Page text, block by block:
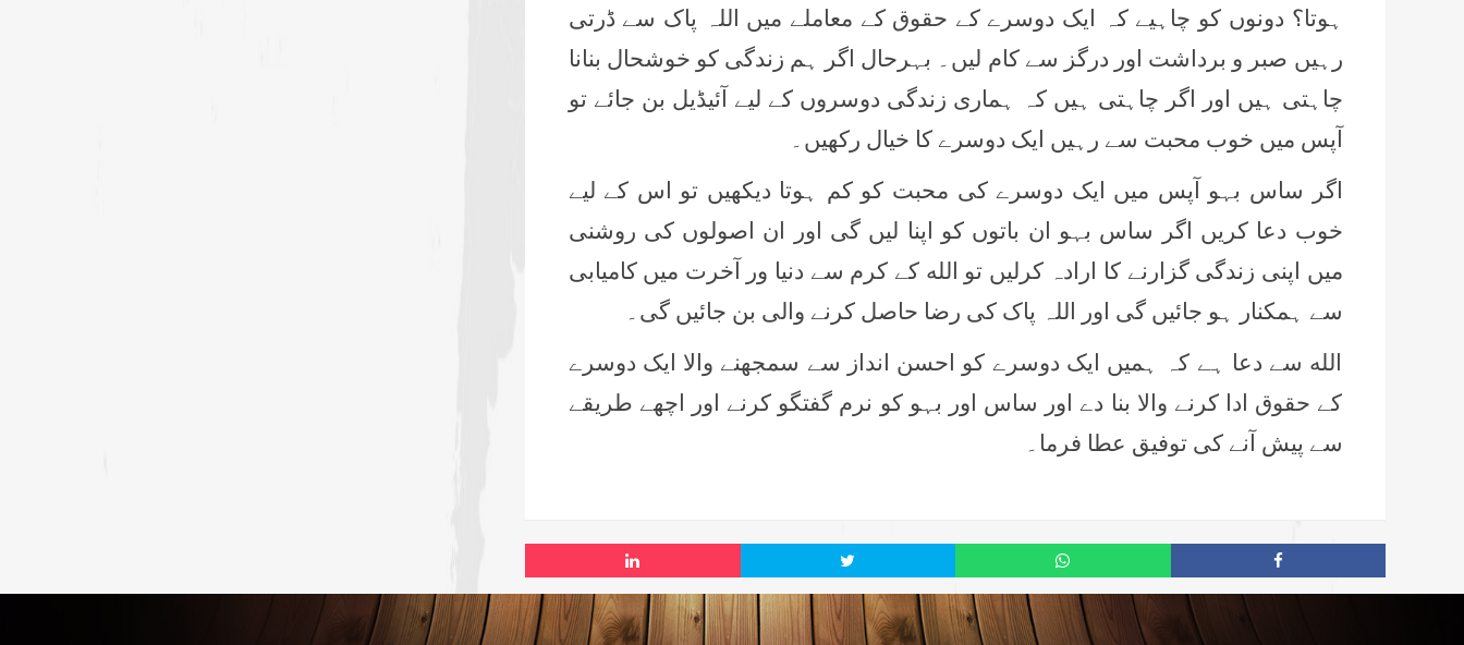
ہوتا؟ دونوں کو چاہیے کہ ایک دوسرے کے حقوق کے معاملے میں اللہ پاک سے ڈرتی
رہیں صبر و برداشت اور درگز سے کام لیں۔ بہرحال اگر ہم زندگی کو خوشحال بنانا
چاہتی ہیں اور اگر چاہتی ہیں کہ ہماری زندگی دوسروں کے لیے آئیڈیل بن جائے تو
آپس میں خوب محبت سے رہیں ایک دوسرے کا خیال رکھیں۔
اگر ساس بہو آپس میں ایک دوسرے کی محبت کو کم ہوتا دیکھیں تو اس کے لیے
خوب دعا کریں اگر ساس بہو ان باتوں کو اپنا لیں گی اور ان اصولوں کی روشنی
میں اپنی زندگی گزارنے کا ارادہ کرلیں تو الله کے کرم سے دنیا ور آخرت میں کامیابی
سے ہمکنار ہو جائیں گی اور اللہ پاک کی رضا حاصل کرنے والی بن جائیں گی۔
الله سے دعا ہے کہ ہمیں ایک دوسرے کو احسن انداز سے سمجھنے والا ایک دوسرے
کے حقوق ادا کرنے والا بنا دے اور ساس اور بہو کو نرم گفتگو کرنے اور اچھے طریقے
سے پیش آنے کی توفیق عطا فرما۔